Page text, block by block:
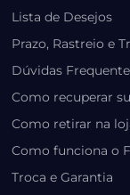
Lista de Desejos
Prazo, Rastreio e
Dúvidas
Como recuperar
Como retirar na
Como funciona o
Troca e Garantia